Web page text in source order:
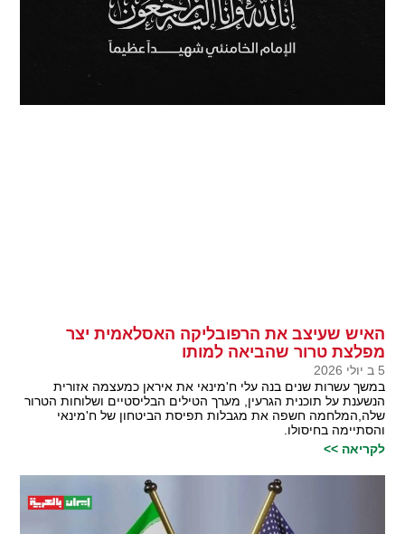
האיש שעיצב את הרפובליקה האסלאמית יצר
מפלצת טרור שהביאה למותו
5 ב יולי 2026
במשך עשרות שנים בנה עלי ח'מינאי את איראן כמעצמה אזורית
הנשענת על תוכנית הגרעין, מערך הטילים הבליסטיים ושלוחות הטרור
שלה,המלחמה חשפה את מגבלות תפיסת הביטחון של ח'מינאי
והסתיימה בחיסולו.
לקריאה >>